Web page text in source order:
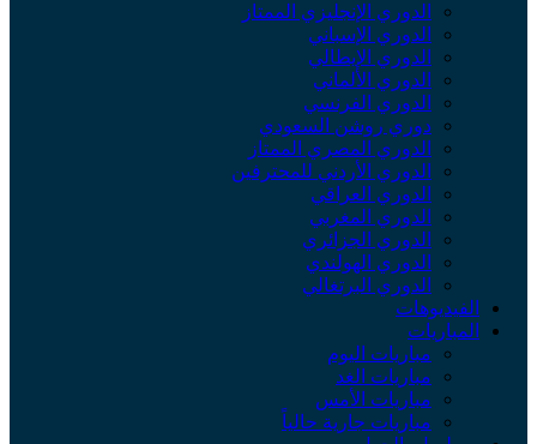
الدوري الإنجليزي الممتاز
الدوري الإسباني
الدوري الإيطالي
الدوري الألماني
الدوري الفرنسي
دوري روشن السعودي
الدوري المصري الممتاز
الدوري الأردني للمحترفين
الدوري العراقي
الدوري المغربي
الدوري الجزائري
الدوري الهولندي
الدوري البرتغالي
الفيديوهات
المباريات
مباريات اليوم
مباريات الغد
مباريات الأمس
مباريات جارية حالياً